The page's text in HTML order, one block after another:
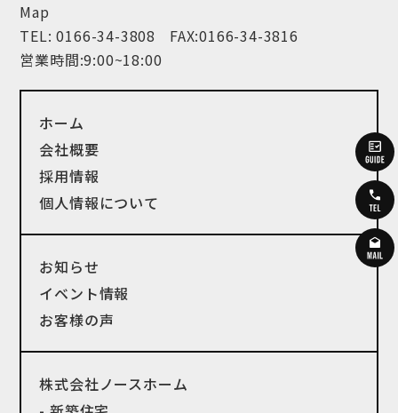
ホーム
会社概要
採用情報
個人情報について
お知らせ
イベント情報
お客様の声
株式会社ノースホーム
Map
TEL:0166-34-3808
FAX:0166-34-3816
営業時間:9:00~18:00